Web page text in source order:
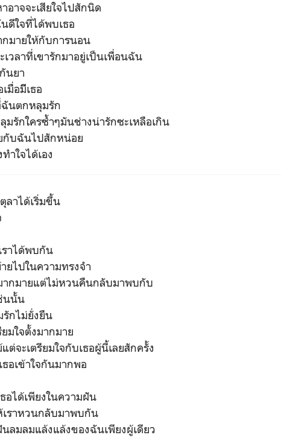
อาจจะเสียใจไปสักนิด
ดีใจที่ได้พบเธอ
กมายให้กับการนอน
เวลาที่เขารักมาอยู่เป็นเพื่อนฉัน
นยา
มื่อมีีเธอ
ฉันตกหลุมรัก
มรักใครซ้ำๆมันช่างน่ารักซะเหลือเกิน
กับฉันไปสักหน่อย
ำใจได้เอง
ลาได้เริ่มขึ้น
ราได้พบกัน
ยไปในความทรงจำ
ากมายแต่ไม่หวนคืนกลับมาพบกับ
นนั้น
รักไม่ยั่งยืน
มใจตั้งมากมาย
จะเตรียมใจกับเธอผู้นี้เลยสักครั้ง
อเข้าใจกันมากพอ
อได้เพียงในความฝัน
ราหวนกลับมาพบกัน
ลมลมแล้งแล้งของฉันเพียงผู้เดียว